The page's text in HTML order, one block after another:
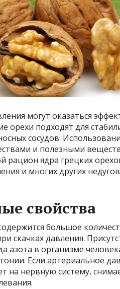
могут оказаться
орехи подходят для
сосудов.
и полезными
рацион ядра грецких
и многих других
свойства
большое
скачках давления.
азота в организме
Если артериальное
на нервную систему,